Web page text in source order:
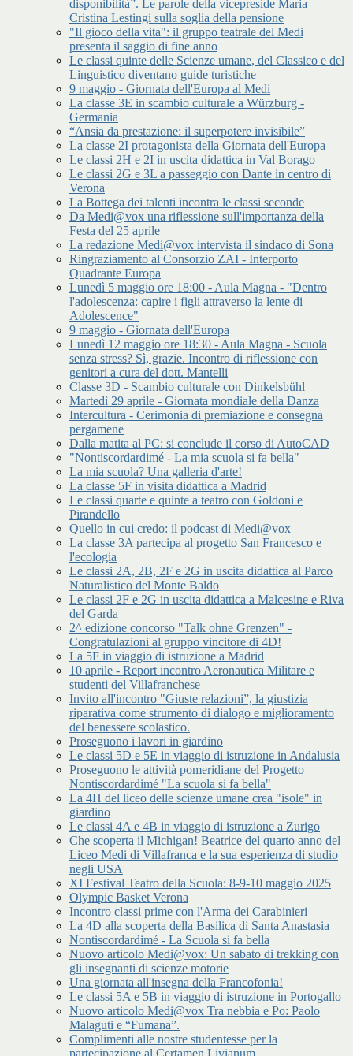
disponibilità”. Le parole della vicepreside Maria
Cristina Lestingi sulla soglia della pensione
"Il gioco della vita": il gruppo teatrale del Medi
presenta il saggio di fine anno
Le classi quinte delle Scienze umane, del Classico e del
Linguistico diventano guide turistiche
9 maggio - Giornata dell'Europa al Medi
La classe 3E in scambio culturale a Würzburg -
Germania
“Ansia da prestazione: il superpotere invisibile”
La classe 2I protagonista della Giornata dell'Europa
Le classi 2H e 2I in uscita didattica in Val Borago
Le classi 2G e 3L a passeggio con Dante in centro di
Verona
La Bottega dei talenti incontra le classi seconde
Da Medi@vox una riflessione sull'importanza della
Festa del 25 aprile
La redazione Medi@vox intervista il sindaco di Sona
Ringraziamento al Consorzio ZAI - Interporto
Quadrante Europa
Lunedì 5 maggio ore 18:00 - Aula Magna - "Dentro
l'adolescenza: capire i figli attraverso la lente di
Adolescence"
9 maggio - Giornata dell'Europa
Lunedì 12 maggio ore 18:30 - Aula Magna - Scuola
senza stress? Sì, grazie. Incontro di riflessione con
genitori a cura del dott. Mantelli
Classe 3D - Scambio culturale con Dinkelsbühl
Martedì 29 aprile - Giornata mondiale della Danza
Intercultura - Cerimonia di premiazione e consegna
pergamene
Dalla matita al PC: si conclude il corso di AutoCAD
"Nontiscordardimé - La mia scuola si fa bella"
La mia scuola? Una galleria d'arte!
La classe 5F in visita didattica a Madrid
Le classi quarte e quinte a teatro con Goldoni e
Pirandello
Quello in cui credo: il podcast di Medi@vox
La classe 3A partecipa al progetto San Francesco e
l'ecologia
Le classi 2A, 2B, 2F e 2G in uscita didattica al Parco
Naturalistico del Monte Baldo
Le classi 2F e 2G in uscita didattica a Malcesine e Riva
del Garda
2^ edizione concorso "Talk ohne Grenzen" -
Congratulazioni al gruppo vincitore di 4D!
La 5F in viaggio di istruzione a Madrid
10 aprile - Report incontro Aeronautica Militare e
studenti del Villafranchese
Invito all'incontro "Giuste relazioni”, la giustizia
riparativa come strumento di dialogo e miglioramento
del benessere scolastico.
Proseguono i lavori in giardino
Le classi 5D e 5E in viaggio di istruzione in Andalusia
Proseguono le attività pomeridiane del Progetto
Nontiscordardimé "La scuola si fa bella"
La 4H del liceo delle scienze umane crea "isole" in
giardino
Le classi 4A e 4B in viaggio di istruzione a Zurigo
Che scoperta il Michigan! Beatrice del quarto anno del
Liceo Medi di Villafranca e la sua esperienza di studio
negli USA
XI Festival Teatro della Scuola: 8-9-10 maggio 2025
Olympic Basket Verona
Incontro classi prime con l'Arma dei Carabinieri
La 4D alla scoperta della Basilica di Santa Anastasia
Nontiscordardimé - La Scuola si fa bella
Nuovo articolo Medi@vox: Un sabato di trekking con
gli insegnanti di scienze motorie
Una giornata all'insegna della Francofonia!
Le classi 5A e 5B in viaggio di istruzione in Portogallo
Nuovo articolo Medi@vox Tra nebbia e Po: Paolo
Malaguti e “Fumana”.
Complimenti alle nostre studentesse per la